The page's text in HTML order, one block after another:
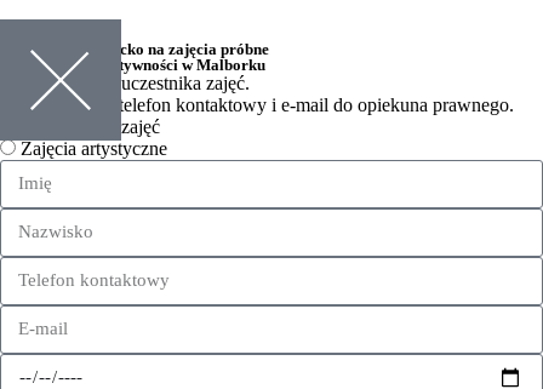
Chcę zapisać dziecko na zajęcia próbne
w Akademii Kreatywności w Malborku
Uzupełnij dane uczestnika zajęć.
Prosimy podać telefon kontaktowy i e-mail do opiekuna prawnego.
Wybierz rodzaj zajęć
Zajęcia artystyczne